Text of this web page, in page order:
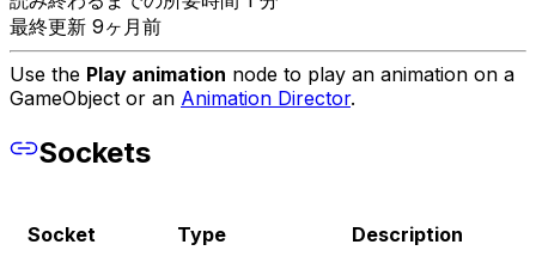
最終更新 9ヶ月前
Use the Play animation node to play an animation on a
GameObject or an Animation Director.
Sockets
Socket Type Description